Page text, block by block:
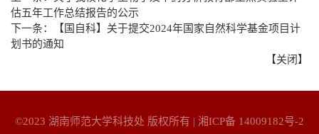
估五年工作总结报告的公示
下一条：
【国自科】关于提交2024年国家自然科学基金项目计
划书的通知
【关闭】
©2023 湖南师范大学科技处 版权所有 | 湘ICP备 14009182号-2